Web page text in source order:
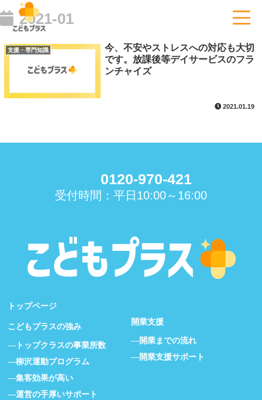
2021-01
支援・専門知識
今、不安やストレスへの対応も大切
です。放課後等デイサービスのフラ
ンチャイズ
2021.01.19
0120-970-421
受付時間：平日10:00～16:00
トップページ
こどもプラスの強み
トップクラスの事業所数
柳沢運動プログラム
集客効果が高い
運営の手厚いサポート
開業支援
開業までの流れ
開業支援サポート